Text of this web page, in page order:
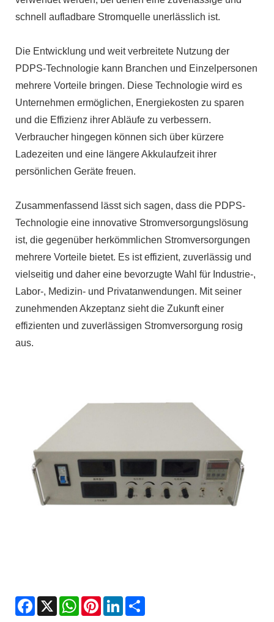
schnell aufladbare Stromquelle unerlässlich ist.
Die Entwicklung und weit verbreitete Nutzung der
PDPS-Technologie kann Branchen und Einzelpersonen
mehrere Vorteile bringen. Diese Technologie wird es
Unternehmen ermöglichen, Energiekosten zu sparen
und die Effizienz ihrer Abläufe zu verbessern.
Verbraucher hingegen können sich über kürzere
Ladezeiten und eine längere Akkulaufzeit ihrer
persönlichen Geräte freuen.
Zusammenfassend lässt sich sagen, dass die PDPS-
Technologie eine innovative Stromversorgungslösung
ist, die gegenüber herkömmlichen Stromversorgungen
mehrere Vorteile bietet. Es ist effizient, zuverlässig und
vielseitig und daher eine bevorzugte Wahl für Industrie-,
Labor-, Medizin- und Privatanwendungen. Mit seiner
zunehmenden Akzeptanz sieht die Zukunft einer
effizienten und zuverlässigen Stromversorgung rosig
aus.
Facebook
X WhatsAppPinterestLinkedIn